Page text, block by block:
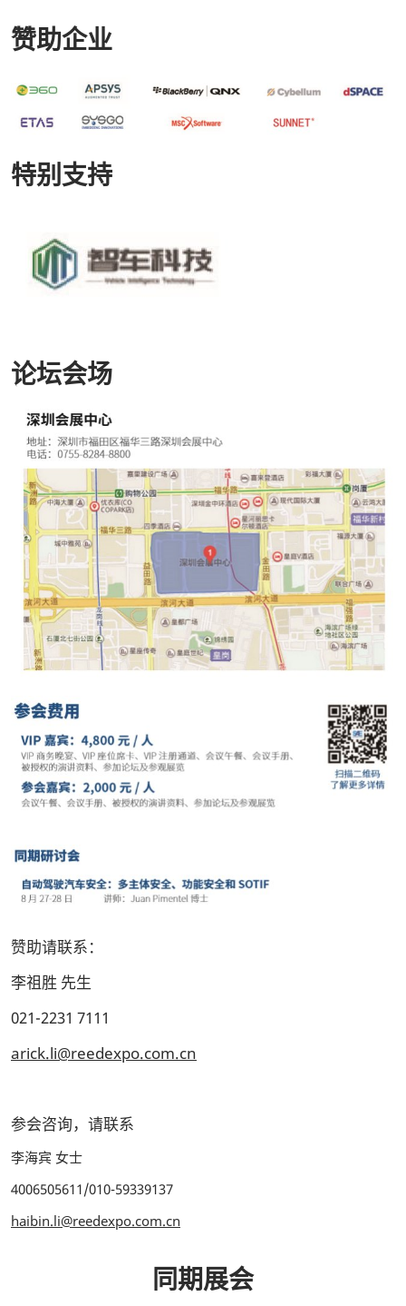
赞助企业
特别支持
论坛会场
赞助请联系：
李祖胜 先生
021-2231 7111
arick.li@reedexpo.com.cn
参会咨询，请联系
李海宾 女士
4006505611/010-59339137
haibin.li@reedexpo.com.cn
同期展会